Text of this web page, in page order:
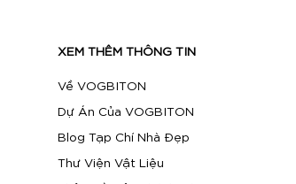
XEM THÊM THÔNG TIN
Về VOGBITON
Dự Án Của VOGBITON
Blog Tạp Chí Nhà Đẹp
Thư Viện Vật Liệu